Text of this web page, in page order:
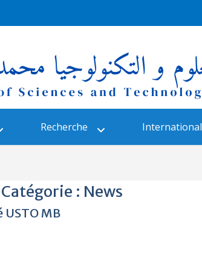
Recherche International
Catégorie : News
MB